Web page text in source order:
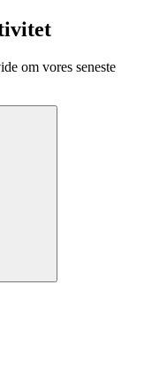
om vores seneste